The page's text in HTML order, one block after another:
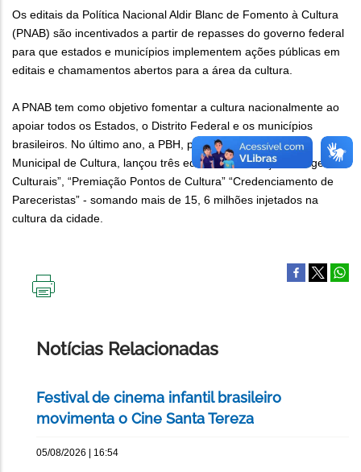
Os editais da Política Nacional Aldir Blanc de Fomento à Cultura
(PNAB) são incentivados a partir de repasses do governo federal
para que estados e municípios implementem ações públicas em
editais e chamamentos abertos para a área da cultura.
A PNAB tem como objetivo fomentar a cultura nacionalmente ao
apoiar todos os Estados, o Distrito Federal e os municípios
brasileiros. No último ano, a PBH, por meio da Secretaria
Municipal de Cultura, lançou três editais - “Premiação de Agentes
Culturais”, “Premiação Pontos de Cultura” “Credenciamento de
Pareceristas” - somando mais de 15, 6 milhões injetados na
cultura da cidade.
Notícias Relacionadas
Festival de cinema infantil brasileiro
movimenta o Cine Santa Tereza
05/08/2026 | 16:54